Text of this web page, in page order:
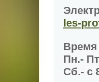
les-
Пн.-
Сб.- с